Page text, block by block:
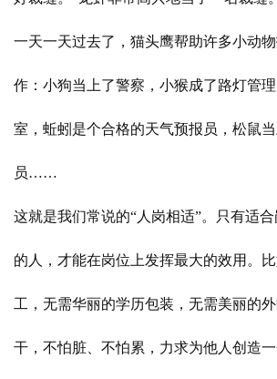
一天一天过去了，猫头鹰帮助许多小动
作：小狗当上了警察，小猴成了路灯管
室，蚯蚓是个合格的天气预报员，松鼠
员……
这就是我们常说的“人岗相适”。只有适
的人，才能在岗位上发挥最大的效用。
工，无需华丽的学历包装，无需美丽的
干，不怕脏、不怕累，力求为他人创造